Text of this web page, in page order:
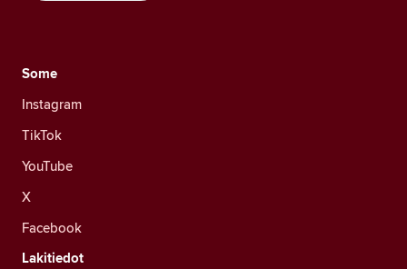
Some
Instagram
TikTok
YouTube
X
Facebook
Lakitiedot